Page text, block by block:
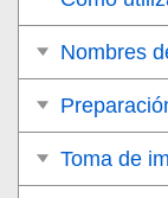
Nombres
Toma de